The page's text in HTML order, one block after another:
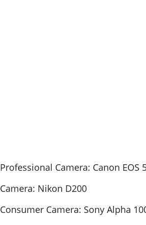
Professional Camera: Canon EOS
Camera: Nikon D200
Consumer Camera: Sony Alpha